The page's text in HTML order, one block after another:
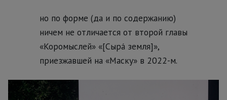
но по форме (да и по содержанию)
ничем не отличается от второй главы
«Коромыслей» «[Сырá земля]»,
приезжавшей на «Маску» в 2022-м.